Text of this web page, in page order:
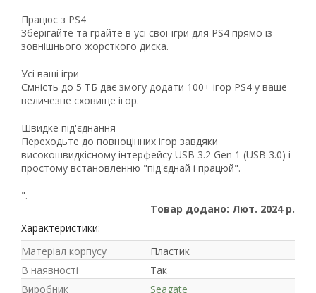
Працює з PS4
Зберігайте та грайте в усі свої ігри для PS4 прямо із
зовнішнього жорсткого диска.
Усі ваші ігри
Ємність до 5 ТБ дає змогу додати 100+ ігор PS4 у ваше
величезне сховище ігор.
Швидке під'єднання
Переходьте до повноцінних ігор завдяки
високошвидкісному інтерфейсу USB 3.2 Gen 1 (USB 3.0) і
простому встановленню "під'єднай і працюй".
".
Товар додано: Лют. 2024 р.
Характеристики:
Матеріал корпусу
Пластик
В наявності
Так
Виробник
Seagate